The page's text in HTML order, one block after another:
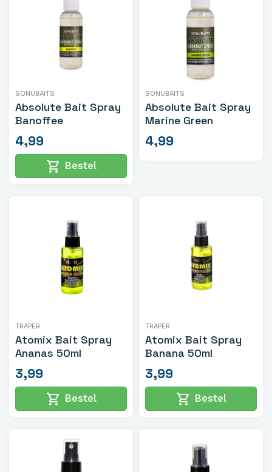
SONUBAITS
Absolute Bait Spray
Banoffee
4,99
shopping_cart Bestel
SONUBAITS
Absolute Bait Spray
Marine Green
4,99
TRAPER
Atomix Bait Spray
Ananas 50ml
3,99
shopping_cart Bestel
TRAPER
Atomix Bait Spray
Banana 50ml
3,99
shopping_cart Bestel